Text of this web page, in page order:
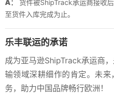
A：
货件被ShipTrack承运商接收
至货件入库完成为止。
乐丰联运的承诺
成为亚马逊ShipTrack承运商
输领域深耕细作的肯定。未
务，助力中国品牌畅行欧洲！